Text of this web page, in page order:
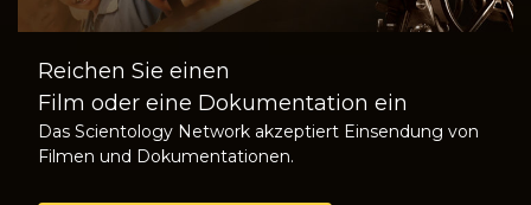
Reichen Sie einen
Film oder eine Dokumentation ein
Das Scientology Network akzeptiert Einsendung von
Filmen und Dokumentationen.